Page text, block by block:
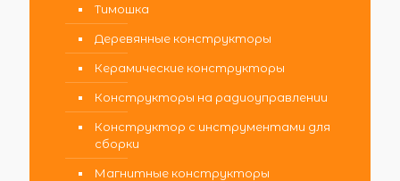
Тимошка
Деревянные конструкторы
Керамические конструкторы
Конструкторы на радиоуправлении
Конструктор с инструментами для
сборки
Магнитные конструкторы